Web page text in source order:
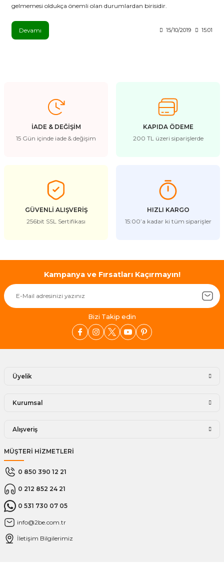
gelmemesi oldukça önemli olan durumlardan birisidir.
Devamı 15/10/2019 15:01
İADE & DEĞİŞİM
15 Gün içinde iade & değişim
KAPIDA ÖDEME
200 TL üzeri siparişlerde
GÜVENLİ ALIŞVERİŞ
256bit SSL Sertifikası
HIZLI KARGO
15:00’a kadar ki tüm siparişler
Kampanya ve Fırsatları Kaçırmayın!
Bizi Takip edin
Üyelik
Kurumsal
Alışveriş
MÜŞTERİ HİZMETLERİ
0 850 390 12 21
0 212 852 24 21
0 531 730 07 05
info@2be.com.tr
İletişim Bilgilerimiz